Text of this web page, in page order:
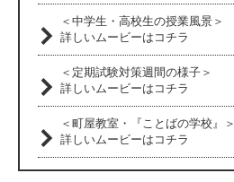
＜中学生・高校生の授業風景＞
詳しいムービーはコチラ
＜定期試験対策週間の様子＞
詳しいムービーはコチラ
＜町屋教室・『ことばの学校』＞
詳しいムービーはコチラ